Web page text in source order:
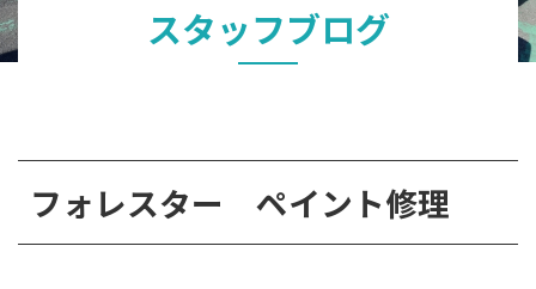
スタッフブログ
フォレスター ペイント修理